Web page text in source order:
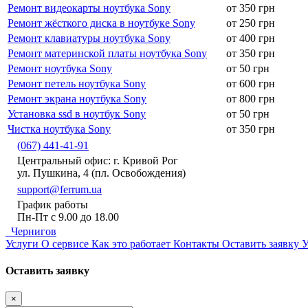
Ремонт видеокарты ноутбука Sony
от 350 грн
Ремонт жёсткого диска в ноутбуке Sony
от 250 грн
Ремонт клавиатуры ноутбука Sony
от 400 грн
Ремонт материнской платы ноутбука Sony
от 350 грн
Ремонт ноутбука Sony
от 50 грн
Ремонт петель ноутбука Sony
от 600 грн
Ремонт экрана ноутбука Sony
от 800 грн
Установка ssd в ноутбук Sony
от 50 грн
Чистка ноутбука Sony
от 350 грн
(067) 441-41-91
Центральный офис: г. Кривой Рог
ул. Пушкина, 4 (пл. Освобождения)
support@ferrum.ua
График работы
Пн-Пт с 9.00 до 18.00
Чернигов
Услуги О сервисе Как это работает Контакты Оставить заявку
Оставить заявку
×